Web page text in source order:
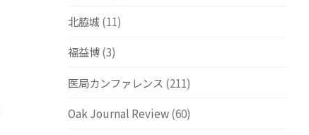
北脇城 (11)
福益博(3)
医局カンファレンス (211)
Oak Journal Review(60)